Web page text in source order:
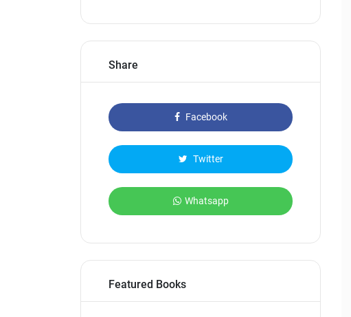
Share
Facebook
Twitter
Whatsapp
Featured Books